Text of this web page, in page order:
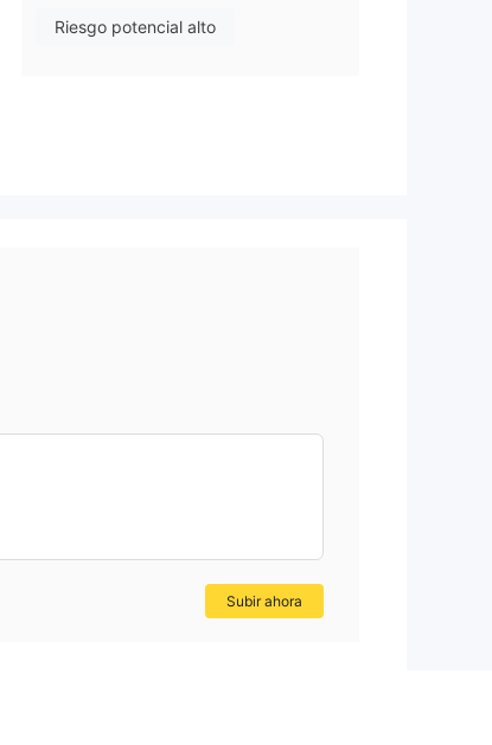
Riesgo potencial alto
Subir ahora